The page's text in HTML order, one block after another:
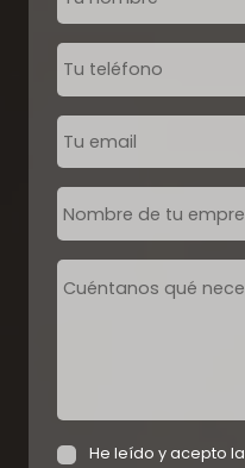
He leído y acepto la